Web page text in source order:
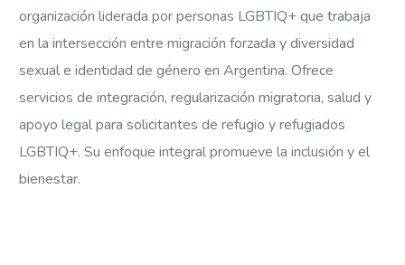
organización liderada por personas LGBTIQ+ que trabaja
en la intersección entre migración forzada y diversidad
sexual e identidad de género en Argentina. Ofrece
servicios de integración, regularización migratoria, salud y
apoyo legal para solicitantes de refugio y refugiados
LGBTIQ+. Su enfoque integral promueve la inclusión y el
bienestar.